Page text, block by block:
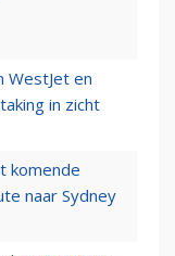
WestJet en
in zicht
komende
naar Sydney